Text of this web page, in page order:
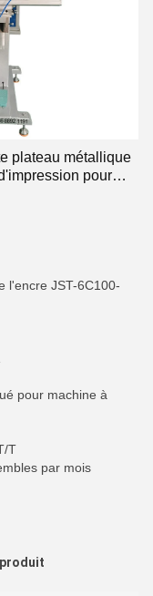
plateau métallique
pour
l'encre JST-6C100-
pour machine à
T
par mois